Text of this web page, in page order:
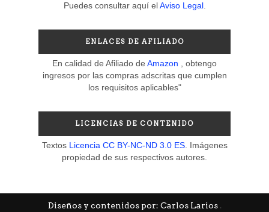
Puedes consultar aquí elAviso Legal.
ENLACES DE AFILIADO
En calidad de Afiliado de Amazon
, obtengo
ingresos por las compras adscritas que cumplen
los requisitos aplicables"
LICENCIAS DE CONTENIDO
Textos Licencia CC BY-NC-ND 3.0 ES. Imágenes
propiedad de sus respectivos autores.
Diseños y contenidos por: Carlos Larios .